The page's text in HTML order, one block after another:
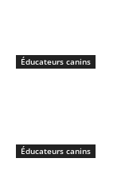
Éducateurs canins
Éducateurs canins